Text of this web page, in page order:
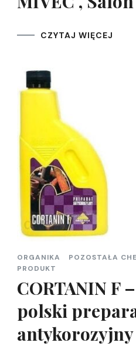
CZYTAJ WIĘCEJ
ORGANIKA
POZOSTAŁA
PRODUKT
CORTANIN F
polski